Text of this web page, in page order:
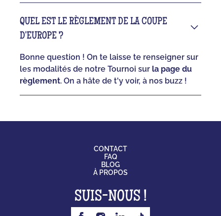
QUEL EST LE RÈGLEMENT DE LA COUPE
D'EUROPE ?
Bonne question ! On te laisse te renseigner sur
les modalités de notre Tournoi sur la page du
règlement. On a hâte de t'y voir, à nos buzz !
CONTACT
FAQ
BLOG
À PROPOS
SUIS-NOUS !